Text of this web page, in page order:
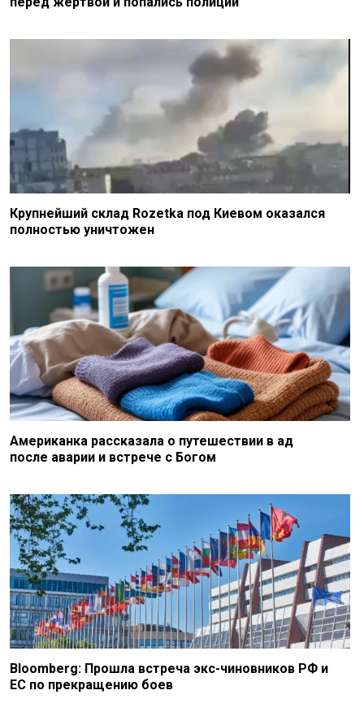
Крупнейший склад Rozetka под Киевом оказался
полностью уничтожен
Американка рассказала о путешествии в ад
после аварии и встрече с Богом
Bloomberg: Прошла встреча экс-чиновников РФ и
ЕС по прекращению боев